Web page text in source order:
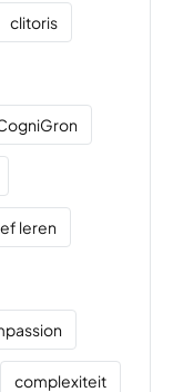
clitoris
leren
complexiteit